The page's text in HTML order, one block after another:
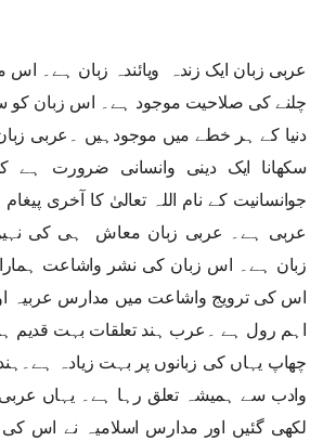
عربی زبان ایک زندہ وپائندہ زبان ہے۔ اس
چلنے کی صلاحیت موجود ہے۔ اس زبان کو
دنیا کے ہر خطے میں موجودہیں ۔عربی
سکھانا ایک دینی وانسانی ضرورت ہے
جوانسانیت کے نام اللہ تعالیٰ کا آخری
عربی ہے۔ عربی زبان معاش ہی کی
زبان ہے۔ اس زبان کی نشر واشاعت
اس کی ترویج واشاعت میں مدارس عربیہ
اہم رول ہے ۔عرب ہند تعلقات بہت قدیم
چھاپ یہاں کی زبانوں پر بہت زیادہ
وادب سے ہمیشہ تعلق رہا ہے۔ یہاں عربی
لکھی گئیں اور مدارس اسلامیہ نے اس کی